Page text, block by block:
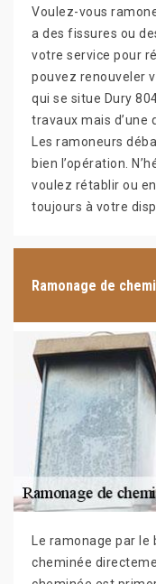
Voulez-vous
a des fissures ou
votre service pour
pouvez renouveler
qui se situe Dury
travaux mais d’une
Les ramoneurs
bien l’opération.
voulez rétablir ou
toujours à votre
Ramonage de
Le ramonage par
cheminée